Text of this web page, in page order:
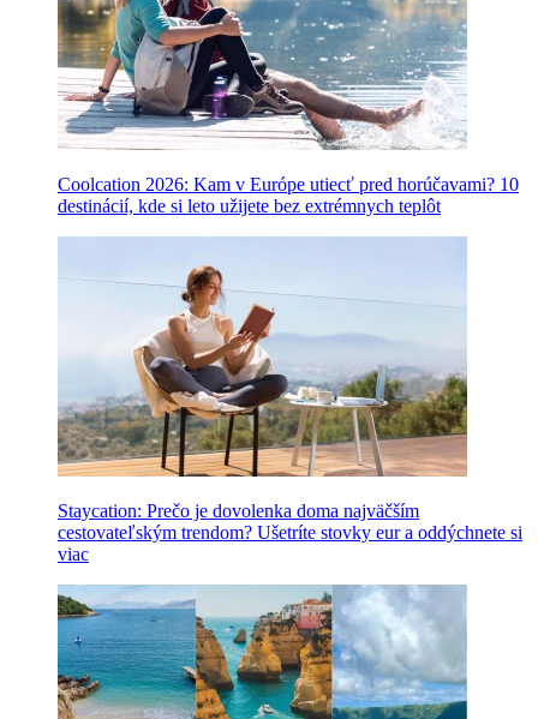
Coolcation 2026: Kam v Európe utiecť pred horúčavami? 10
destinácií, kde si leto užijete bez extrémnych teplôt
Staycation: Prečo je dovolenka doma najväčším
cestovateľským trendom? Ušetríte stovky eur a oddýchnete si
viac